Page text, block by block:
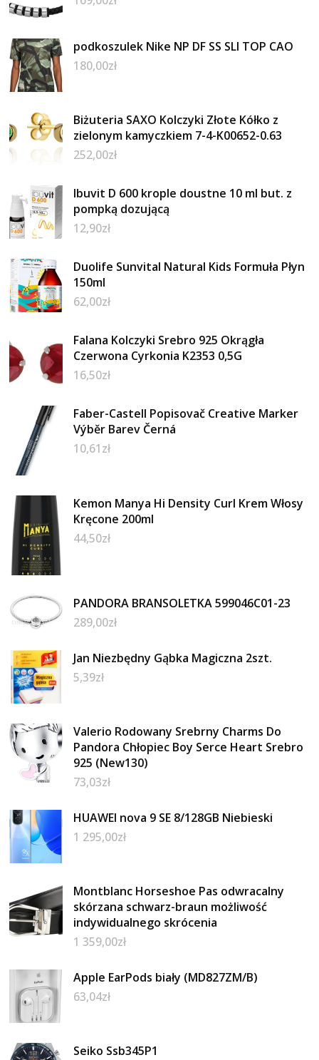
podkoszulek Nike NP DF SS SLI TOP CAO
180,00zł
Biżuteria SAXO Kolczyki Złote Kółko z
zielonym kamyczkiem 7-4-K00652-0.63
252,00zł
Ibuvit D 600 krople doustne 10 ml but. z
pompką dozującą
12,90zł
Duolife Sunvital Natural Kids Formuła Płyn
150ml
62,00zł
Falana Kolczyki Srebro 925 Okrągła
Czerwona Cyrkonia K2353 0,5G
16,50zł
Faber-Castell Popisovač Creative Marker
Výběr Barev Černá
10,61zł
Kemon Manya Hi Density Curl Krem Włosy
Kręcone 200ml
44,50zł
PANDORA BRANSOLETKA 599046C01-23
289,00zł
Jan Niezbędny Gąbka Magiczna 2szt.
5,39zł
Valerio Rodowany Srebrny Charms Do
Pandora Chłopiec Boy Serce Heart Srebro
925 (New130)
73,03zł
HUAWEI nova 9 SE 8/128GB Niebieski
1 295,00zł
Montblanc Horseshoe Pas odwracalny
skórzana schwarz-braun możliwość
indywidualnego skrócenia
1 359,00zł
Apple EarPods biały (MD827ZM/B)
63,04zł
Seiko Ssb345P1